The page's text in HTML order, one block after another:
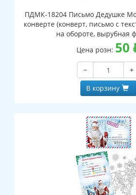
ПДМК-18204 Письмо Дедушке
конверте (конверт, письмо с
на обороте, вырубная
Цена розн: 50
−
+
В корзину